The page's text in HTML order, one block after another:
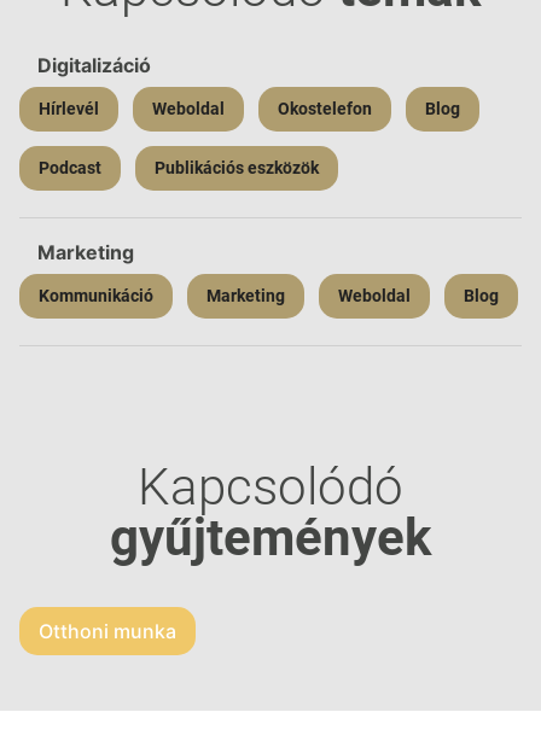
Digitalizáció
Hírlevél Weboldal Okostelefon Blog
Podcast Publikációs eszközök
Marketing
Kommunikáció Marketing Weboldal Blog
Kapcsolódó
gyűjtemények
Otthoni munka